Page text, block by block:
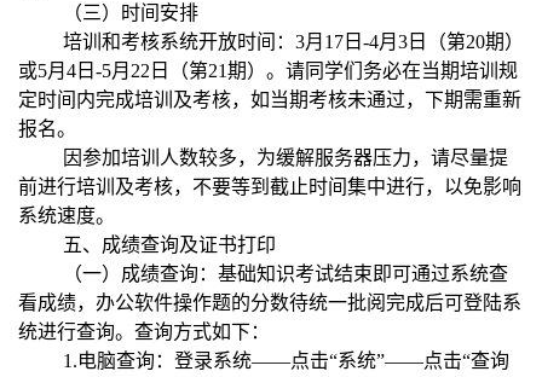
（三）时间安排
培训和考核系统开放时间： 3月 17 日 -4月 3 日（第20期）
或5月 4 日 -5月 22 日（第21期）。请同学们务必在当期培训规
定时间内完成培训及考核，如当期考核未通过，下期需重新
报名。
因参加培训人数较多，为缓解服务器压力，请尽量提
前进行培训及考核，不要等到截止时间集中进行，以免影响
系统速度。
五、成绩查询及证书打印
（一）成绩查询：基础知识考试结束即可通过系统查
看成绩，办公软件操作题的分数待统一批阅完成后可登陆系
统进行查询。查询方式如下：
1.电脑查询：登录系统——点击“系统”——点击“查询